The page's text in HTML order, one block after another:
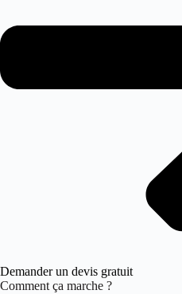
Demander un devis gratuit
Comment ça marche ?